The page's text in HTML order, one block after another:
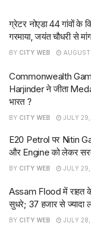
ग्रेटर नोएडा 44 गांवों के
गरमाया, जयंत चौधरी से
BY CITY WEB
Commonwealth
Harjinder ने जीता
भारत ?
BY CITY WEB JULY
E20 Petrol पर Nitin
और Engine को लेकर
BY CITY WEB JULY
Assam Flood में राहत
सुधरे; 37 हजार से
BY CITY WEB JULY